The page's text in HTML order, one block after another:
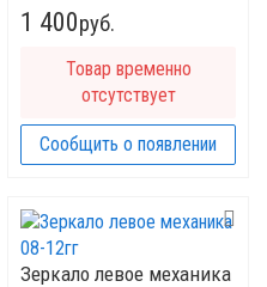
1 400руб.
Товар временно
отсутствует
Сообщить о появлении
Зеркало левое механика